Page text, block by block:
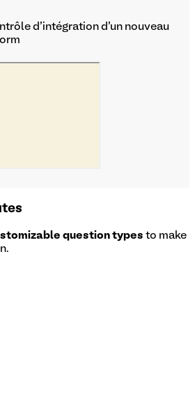
d'intégration d'un nouveau
question types to make